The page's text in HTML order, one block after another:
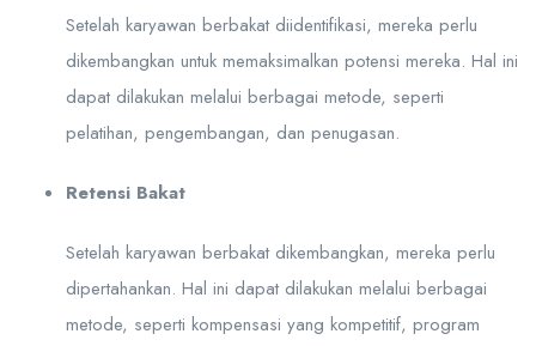
Setelah karyawan berbakat diidentifikasi, mereka perlu
dikembangkan untuk memaksimalkan potensi mereka. Hal ini
dapat dilakukan melalui berbagai metode, seperti
pelatihan, pengembangan, dan penugasan.
Retensi Bakat
Setelah karyawan berbakat dikembangkan, mereka perlu
dipertahankan. Hal ini dapat dilakukan melalui berbagai
metode, seperti kompensasi yang kompetitif, program